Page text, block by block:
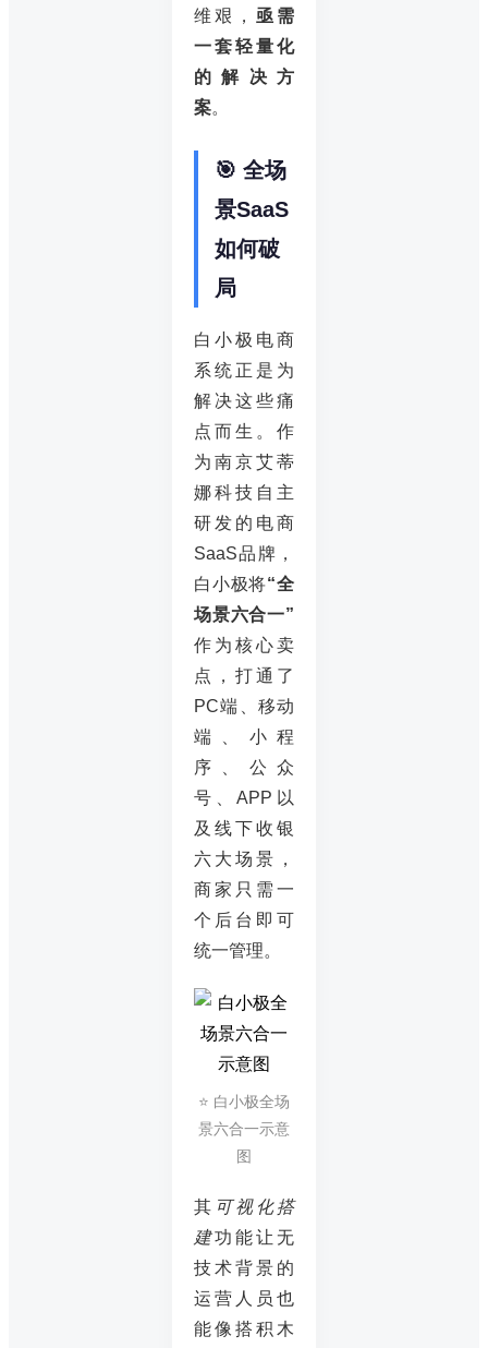
维艰， 亟需
一套轻量化
的解决方
案。
🎯 全场
景SaaS
如何破
局
白小极电商
系统正是为
解决这些痛
点而生。作
为南京艾蒂
娜科技自主
研发的电商
SaaS品牌，
白小极将“全
场景六合一”
作为核心卖
点，打通了
PC端、移动
端、小程
序、公众
号、APP以
及线下收银
六大场景，
商家只需一
个后台即可
统一管理。
⭐ 白小极全场
景六合一示意
图
其 可视化搭
建功能让无
技术背景的
运营人员也
能像搭积木